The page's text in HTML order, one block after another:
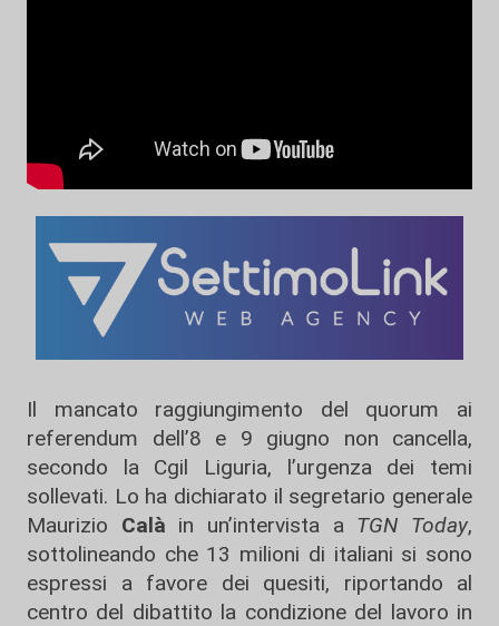
Il mancato raggiungimento del quorum ai
referendum dell’8 e 9 giugno non cancella,
secondo la Cgil Liguria, l’urgenza dei temi
sollevati. Lo ha dichiarato il segretario generale
Maurizio Calà in un’intervista a TGN Today,
sottolineando che 13 milioni di italiani si sono
espressi a favore dei quesiti, riportando al
centro del dibattito la condizione del lavoro in